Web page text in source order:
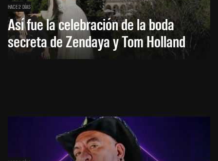
HACE 2 DÍAS
Así fue la celebración de la boda
secreta de Zendaya y Tom Holland